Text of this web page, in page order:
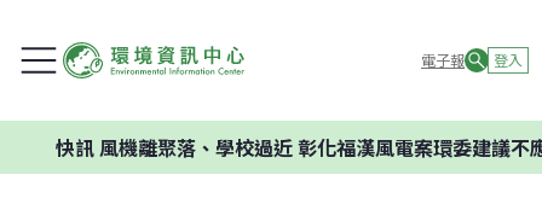
電子報 登入
風機離聚落、學校過近 彰化福漢風電案環委建議不應開發